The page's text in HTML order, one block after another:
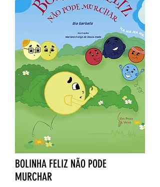
BOLINHA FELIZ NÃO PODE
MURCHAR